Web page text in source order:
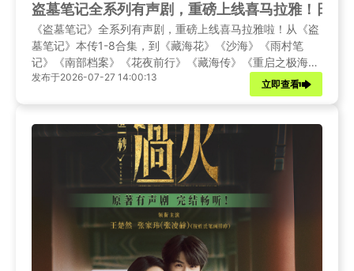
盗墓笔记全系列有声剧，重磅上线喜马拉雅！日
《盗墓笔记》全系列有声剧，重磅上线喜马拉雅啦！从《盗
墓笔记》本传1-8合集，到《藏海花》《沙海》《雨村笔
记》《南部档案》《花夜前行》《藏海传》《重启之极海听
雷》《灯海寻尸》等等，整个盗墓笔记声音宇宙，不论是豪
华CV配音版本，还是周建龙配音经典版本，全部都有，全
发布于2026-07-27 14:00:13
立即查看